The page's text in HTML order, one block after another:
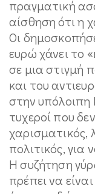
πραγματική
αίσθηση ότι η
Οι
ευρώ χάνει το
σε μια στιγμή
και του
στην υπόλοιπη
τυχεροί που
χαρισματικός,
πολιτικός,
Η συζήτηση
πρέπει να